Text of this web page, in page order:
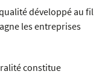
développé au fil
les entreprises
constitue